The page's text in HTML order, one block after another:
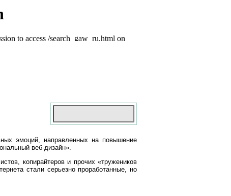
эмоций, направленных на повышение
веб-дизайн».
копирайтеров и прочих «тружеников
стали серьезно проработанные, но